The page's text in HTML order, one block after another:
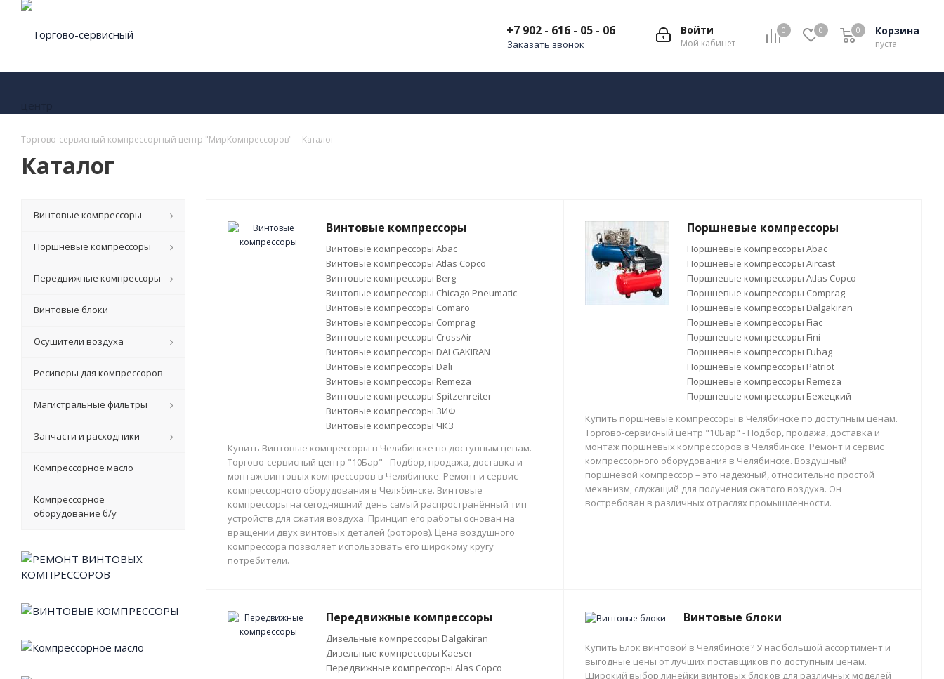
0 0 Корзина
пуста
0
Войти
Мой кабинет
+7 902 - 616 - 05 - 06
Заказать звонок
Торгово-сервисный компрессорный центр "МирКомпрессоров" - Каталог
Каталог
Винтовые компрессоры
Винтовые компрессоры Abac
Винтовые компрессоры Atlas Copco
Винтовые компрессоры Berg
Винтовые компрессоры Chicago Pneumatic
Винтовые компрессоры Comaro
Винтовые компрессоры Comprag
Винтовые компрессоры CrossAir
Винтовые компрессоры DALGAKIRAN
Винтовые компрессоры Dali
Винтовые компрессоры Remeza
Винтовые компрессоры Spitzenreiter
Винтовые компрессоры ЗИФ
Винтовые компрессоры ЧКЗ
Купить Винтовые компрессоры в Челябинске по доступным ценам.
Торгово-сервисный центр "10Бар" - Подбор, продажа, доставка и
монтаж винтовых компрессоров в Челябинске. Ремонт и сервис
компрессорного оборудования в Челябинске. Винтовые
компрессоры на сегодняшний день самый распространённый тип
устройств для сжатия воздуха. Принцип его работы основан на
вращении двух винтовых деталей (роторов). Цена воздушного
компрессора позволяет использовать его широкому кругу
потребители.
Поршневые компрессоры
Поршневые компрессоры Abac
Поршневые компрессоры Aircast
Поршневые компрессоры Atlas Copco
Поршневые компрессоры Comprag
Поршневые компрессоры Dalgakiran
Поршневые компрессоры Fiac
Поршневые компрессоры Fini
Поршневые компрессоры Fubag
Поршневые компрессоры Patriot
Поршневые компрессоры Remeza
Поршневые компрессоры Бежецкий
Купить поршневые компрессоры в Челябинске по доступным ценам.
Торгово-сервисный центр "10Бар" - Подбор, продажа, доставка и
монтаж поршневых компрессоров в Челябинске. Ремонт и сервис
компрессорного оборудования в Челябинске. Воздушный
поршневой компрессор – это надежный, относительно простой
механизм, служащий для получения сжатого воздуха. Он
востребован в различных отраслях промышленности.
Передвижные компрессоры
Дизельные компрессоры Dalgakiran
Дизельные компрессоры Kaeser
Передвижные компрессоры Alas Copco
Винтовые блоки
Купить Блок винтовой в Челябинске? У нас большой ассортимент и
выгодные цены от лучших поставщиков по доступным ценам.
Широкий выбор линейки винтовых блоков для различных моделей
Винтовые компрессоры
Поршневые компрессоры
Передвижные компрессоры
Винтовые блоки
Осушители воздуха
Ресиверы для компрессоров
Магистральные фильтры
Запчасти и расходники
Компрессорное масло
Компрессорное
оборудование б/у